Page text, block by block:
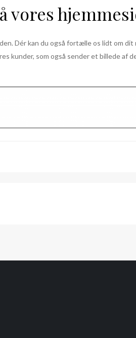
vores
Dér kan du også fortælle os lidt om dit
kunder, som også sender et billede af